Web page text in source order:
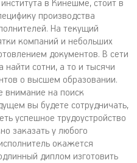
в Кинешме, стоит в
производства
На текущий
компаний и небольших
документов. В сети
сотни, а то и тысячи
о высшем образовании.
внимание на поиск
вы будете сотрудничать,
успешное трудоустройство
заказать у любого
окажется
диплом изготовить